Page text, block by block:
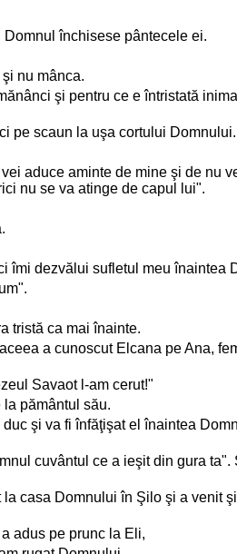
închisese pântecele ei.
nu mânca.
şi pentru ce e întristată
pe scaun la uşa cortului Domnului.
aduce aminte de mine şi de nu
nu se va atinge de capul lui".
îmi dezvălui sufletul meu înaintea
tristă ca mai înainte.
a cunoscut Elcana pe Ana,
Savaot l-am cerut!"
pământul său.
şi va fi înfăţişat el înaintea
cuvântul ce a ieşit din gura ta".
casa Domnului în Şilo şi a venit
adus pe prunc la Eli,